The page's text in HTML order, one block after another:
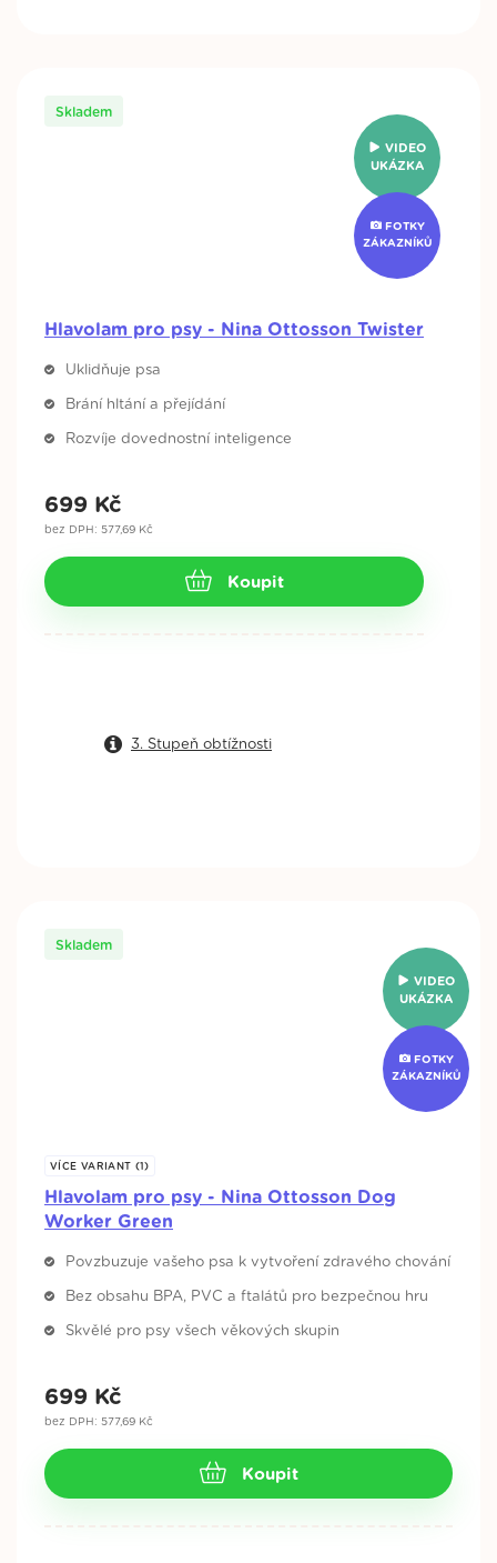
VIDEO
UKÁZKA
FOTKY
ZÁKAZNÍKŮ
Hlavolam pro psy - Nina Ottosson Twister
Skladem
Uklidňuje psa
Brání hltání a přejídání
Rozvíje dovednostní inteligence
699 Kč
bez DPH: 577,69 Kč
Koupit
3. Stupeň obtížnosti
VIDEO
UKÁZKA
FOTKY
ZÁKAZNÍKŮ
VÍCE VARIANT (1)
Hlavolam pro psy - Nina Ottosson Dog
Worker Green
Skladem
Povzbuzuje vašeho psa k vytvoření zdravého chování
Bez obsahu BPA, PVC a ftalátů pro bezpečnou hru
Skvělé pro psy všech věkových skupin
699 Kč
bez DPH: 577,69 Kč
Koupit